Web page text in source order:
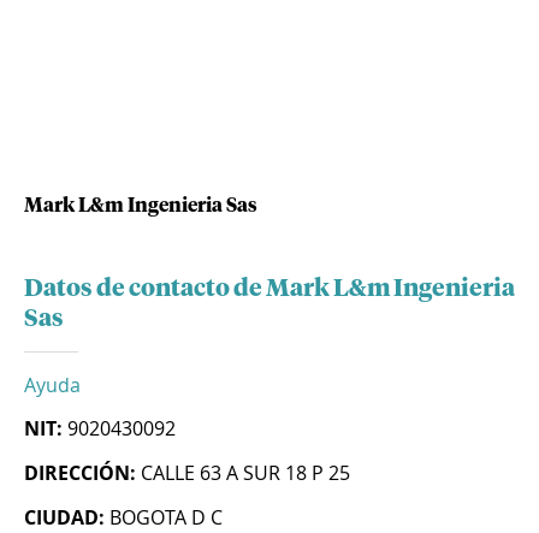
Mark L&m Ingenieria Sas
Datos de contacto de Mark L&m Ingenieria
Sas
Ayuda
NIT: 9020430092
DIRECCIÓN: CALLE 63 A SUR 18 P 25
CIUDAD: BOGOTA D C